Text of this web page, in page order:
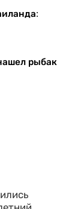
рыбак